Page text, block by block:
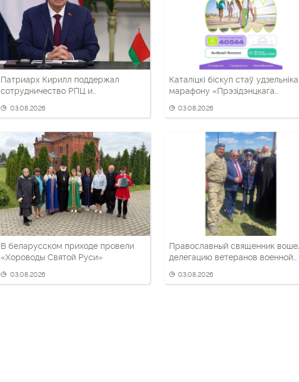
Патриарх Кирилл поддержал
сотрудничество РПЦ и
патриотическом воспитании детей
03.08.2026
Каталіцкі біскуп стаў
марафону «Прэзідэнцкага
03.08.2026
В беларусском приходе провели
«Хороводы Святой Руси»
03.08.2026
Православный священник
делегацию ветеранов военной
03.08.2026